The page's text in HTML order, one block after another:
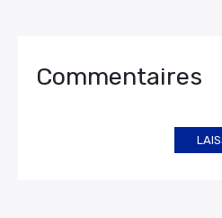
Commentaires